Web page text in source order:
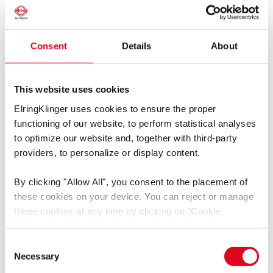
Consent Details About
This website uses cookies
ElringKlinger uses cookies to ensure the proper
functioning of our website, to perform statistical analyses
to optimize our website and, together with third-party
providers, to personalize or display content.
By clicking "Allow All" , you consent to the placement of
these cookies on your device. You can reject or manage
these cookies at any time by clicking on "Cookie
Depending on the cookie preferences you choose, the full
functionality or personalized user experience of this
Selection
Necessary
Société
Rue
N°*